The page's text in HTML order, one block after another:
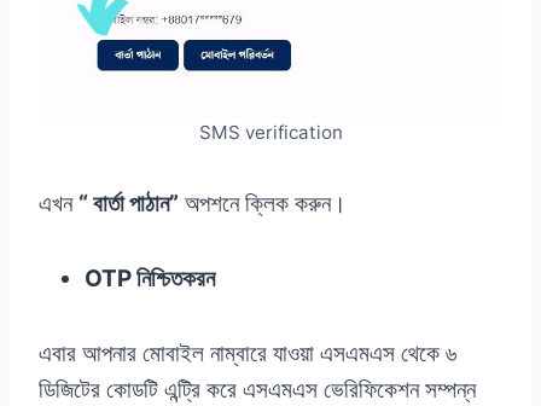
SMS verification
এখন “ বার্তা পাঠান” অপশনে ক্লিক করুন।
OTP নিশ্চিতকরন
এবার আপনার মোবাইল নাম্বারে যাওয়া এসএমএস থেকে ৬
ডিজিটের কোডটি এন্ট্রি করে এসএমএস ভেরিফিকেশন সম্পন্ন